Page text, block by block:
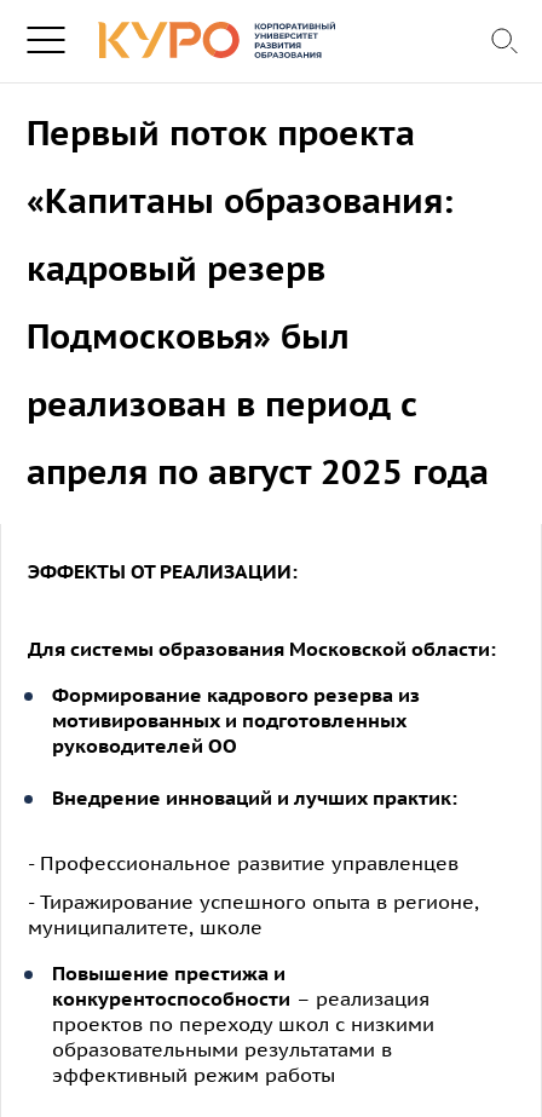
Первый поток проекта
«Капитаны образования:
кадровый резерв
Подмосковья» был
реализован в период с
апреля по август 2025 года
ЭФФЕКТЫ ОТ РЕАЛИЗАЦИИ:
Для системы образования Московской области:
Формирование кадрового резерва из
мотивированных и подготовленных
руководителей ОО
Внедрение инноваций и лучших практик:
- Профессиональное развитие управленцев
- Тиражирование успешного опыта в регионе,
муниципалитете, школе
Повышение престижа и
конкурентоспособности – реализация
проектов по переходу школ с низкими
образовательными результатами в
эффективный режим работы